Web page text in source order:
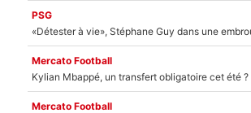
PSG
Mercato Football
Kylian Mbappé, un transfert obligatoire cet été ?
Mercato Football